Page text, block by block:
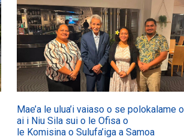
Mae’a le ulua’i vaiaso o se polokalame
ai i Niu Sila sui o le Ofisa o
le Komisina o Sulufa’iga a Samoa